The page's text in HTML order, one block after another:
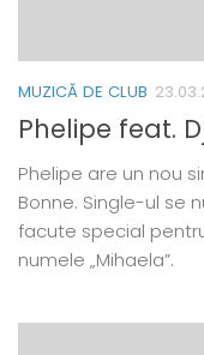
MUZICĂ DE CLUB
Phelipe feat.
Phelipe are un nou
Bonne. Single-ul se
facute special
numele „Mihaela”.